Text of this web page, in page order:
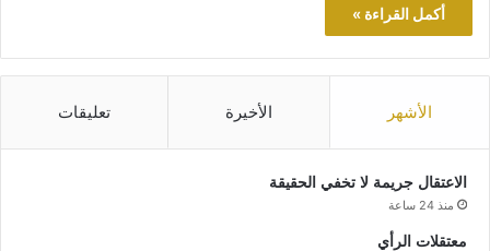
أكمل القراءة »
الأشهر الأخيرة تعليقات
الاعتقال جريمة لا تخفي الحقيقة
منذ 24 ساعة
معتقلات الرأي